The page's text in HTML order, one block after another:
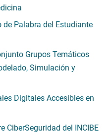
de Palabra del Estudiante
Grupos Temáticos
Simulación y
Digitales Accesibles en
CiberSeguridad del INCIBE